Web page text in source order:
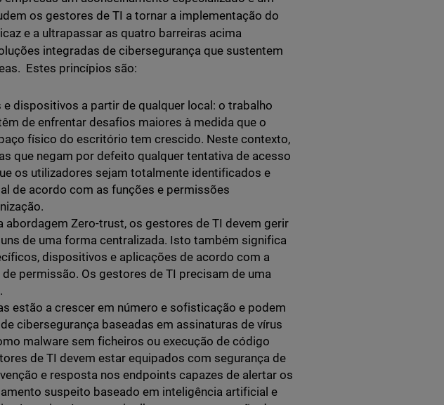
os gestores de TI a tornar a implementação do
e a ultrapassar as quatro barreiras acima
integradas de cibersegurança que sustentem
Estes princípios são:
dispositivos a partir de qualquer local: o trabalho
de enfrentar desafios maiores à medida que o
físico do escritório tem crescido. Neste contexto,
que negam por defeito qualquer tentativa de acesso
os utilizadores sejam totalmente identificados e
de acordo com as funções e permissões
abordagem Zero-trust, os gestores de TI devem gerir
de uma forma centralizada. Isto também significa
dispositivos e aplicações de acordo com a
permissão. Os gestores de TI precisam de uma
estão a crescer em número e sofisticação e podem
cibersegurança baseadas em assinaturas de vírus
malware sem ficheiros ou execução de código
de TI devem estar equipados com segurança de
e resposta nos endpoints capazes de alertar os
suspeito baseado em inteligência artificial e